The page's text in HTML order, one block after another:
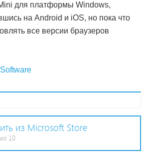
для платформы Windows,
на Android и iOS, но пока что
все версии браузеров
из Microsoft Store
10